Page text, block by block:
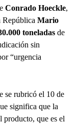
Conrado Hoeckle,
República Mario
toneladas de
sin
“urgencia
se rubricó el 10 de
significa que la
producto, que es el